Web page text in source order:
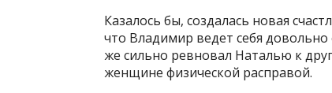
Казалось бы, создалась новая
что Владимир ведет себя
же сильно ревновал Наталью к
женщине физической расправой.